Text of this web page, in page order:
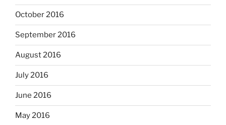
October 2016
September 2016
August 2016
July 2016
June 2016
May 2016